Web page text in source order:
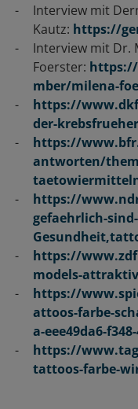
Interview mit
Kautz: https://
Interview mit Dr.
Foerster:
mber/milena-
https://
der-
https://
antworten/
https://
gefaehrlich-
https://
models-
https://
attoos-farbe-
a-eee49da6-
https://
tattoos-farbe-